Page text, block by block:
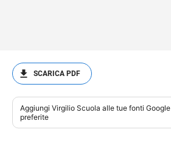
SCARICA PDF
Aggiungi Virgilio Scuola alle tue fonti Google
preferite